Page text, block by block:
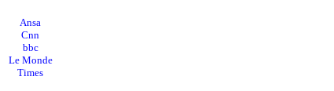
Ansa
Cnn
bbc
Le Monde
Times